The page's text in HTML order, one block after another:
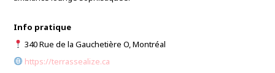
Info pratique
340 Rue de la Gauchetière O, Montréal
https://terrassealize.ca